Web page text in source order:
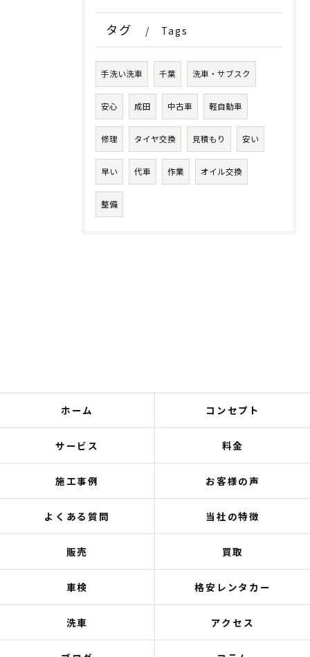
タグ Tags
手洗い洗車 千葉 洗車・サブスク
安心 成田 中古車 軽自動車
修理 タイヤ交換 見積もり 安い
早い 代車 作業 オイル交換
整備
ホーム コンセプト
サービス 料金
施工事例 お客様の声
よくある質問 当社の特徴
販売 買取
車検 格安レンタカー
洗車 アクセス